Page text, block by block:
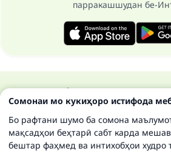
парракашшудан бе-
Ҳамаи ҳуқуқ ба сомонаи Ислом савол ва
2025 ©
Сомонаи мо кукиҳоро истифода
Бо рафтани шумо ба сомона
мақсадҳои беҳтарӣ сабт карда
бештар фаҳмед ва интихобҳои худро